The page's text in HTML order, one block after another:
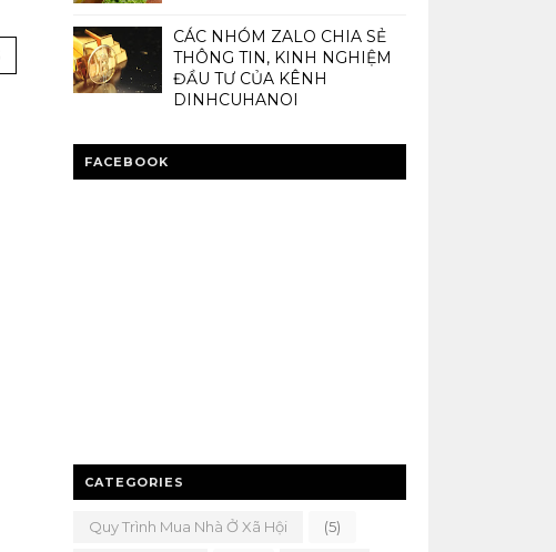
CÁC NHÓM ZALO CHIA SẺ
THÔNG TIN, KINH NGHIỆM
ĐẦU TƯ CỦA KÊNH
DINHCUHANOI
FACEBOOK
CATEGORIES
Quy Trình Mua Nhà Ở Xã Hội (5)